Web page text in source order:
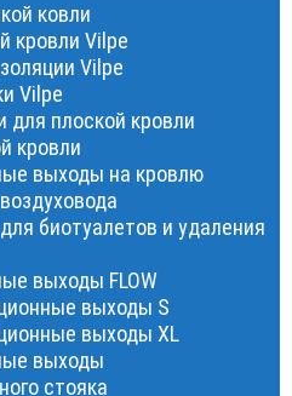
ковли
кровли Vilpe
Vilpe
Vilpe
плоской кровли
кровли
выходы на кровлю
биотуалетов и удаления
выходы FLOW
выходы S
выходы XL
выходы
стояка